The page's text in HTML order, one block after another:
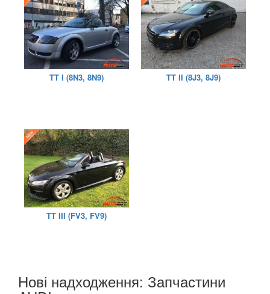
TT I (8N3, 8N9) TT II (8J3, 8J9)
TT III (FV3, FV9)
Нові надходження: Запчастини